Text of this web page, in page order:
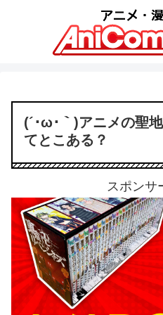
(´･ω･｀)アニメの聖
てとこある？
スポンサ